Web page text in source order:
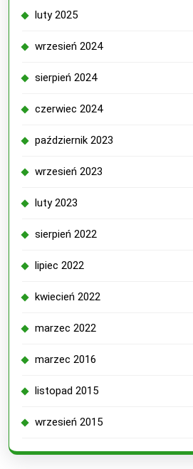
luty 2025
wrzesień 2024
sierpień 2024
czerwiec 2024
październik 2023
wrzesień 2023
luty 2023
sierpień 2022
lipiec 2022
kwiecień 2022
marzec 2022
marzec 2016
listopad 2015
wrzesień 2015